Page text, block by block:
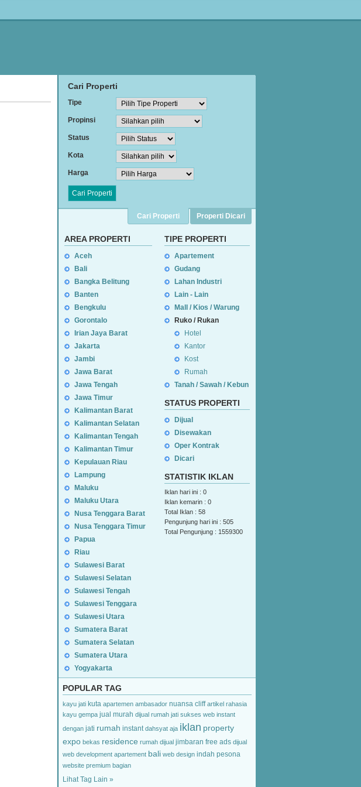
Cari Properti
Tipe
Propinsi
Status
Kota
Harga
Properti Dicari
Cari Properti
AREA PROPERTI
Aceh
Bali
Bangka Belitung
Banten
Bengkulu
Gorontalo
Irian Jaya Barat
Jakarta
Jambi
Jawa Barat
Jawa Tengah
Jawa Timur
Kalimantan Barat
Kalimantan Selatan
Kalimantan Tengah
Kalimantan Timur
Kepulauan Riau
Lampung
Maluku
Maluku Utara
Nusa Tenggara Barat
Nusa Tenggara Timur
Papua
Riau
Sulawesi Barat
Sulawesi Selatan
Sulawesi Tengah
Sulawesi Tenggara
Sulawesi Utara
Sumatera Barat
Sumatera Selatan
Sumatera Utara
Yogyakarta
TIPE PROPERTI
Apartement
Gudang
Lahan Industri
Lain - Lain
Mall / Kios / Warung
Ruko / Rukan
Hotel
Kantor
Kost
Rumah
Tanah / Sawah / Kebun
STATUS PROPERTI
Dijual
Disewakan
Oper Kontrak
Dicari
STATISTIK IKLAN
Iklan hari ini : 0
Iklan kemarin : 0
Total Iklan : 58
Pengunjung hari ini : 505
Total Pengunjung : 1559300
POPULAR TAG
kayu jati kuta apartemen ambasador nuansa cliff artikel rahasia
kayu gempa jual murah dijual rumah jati sukses web instant
dengan jati rumah instant dahsyat aja iklan property
expo bekas residence rumah dijual jimbaran free ads dijual
web development apartement bali web design indah pesona
website premium bagian
Lihat Tag Lain »